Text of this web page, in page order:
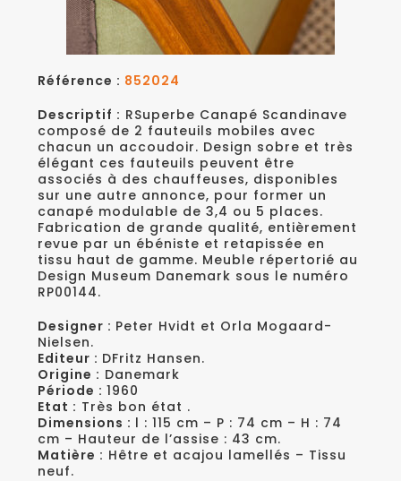
Référence : 852024
Descriptif : RSuperbe Canapé Scandinave
composé de 2 fauteuils mobiles avec
chacun un accoudoir. Design sobre et très
élégant ces fauteuils peuvent être
associés à des chauffeuses, disponibles
sur une autre annonce, pour former un
canapé modulable de 3,4 ou 5 places.
Fabrication de grande qualité, entièrement
revue par un ébéniste et retapissée en
tissu haut de gamme. Meuble répertorié au
Design Museum Danemark sous le numéro
RP00144.
Designer : Peter Hvidt et Orla Mogaard-
Nielsen.
Editeur : DFritz Hansen.
Origine : Danemark
Période :1960
Etat : Très bon état .
Dimensions : l : 115 cm – P : 74 cm – H : 74
cm – Hauteur de l’assise : 43 cm.
Matière : Hêtre et acajou lamellés – Tissu
neuf.